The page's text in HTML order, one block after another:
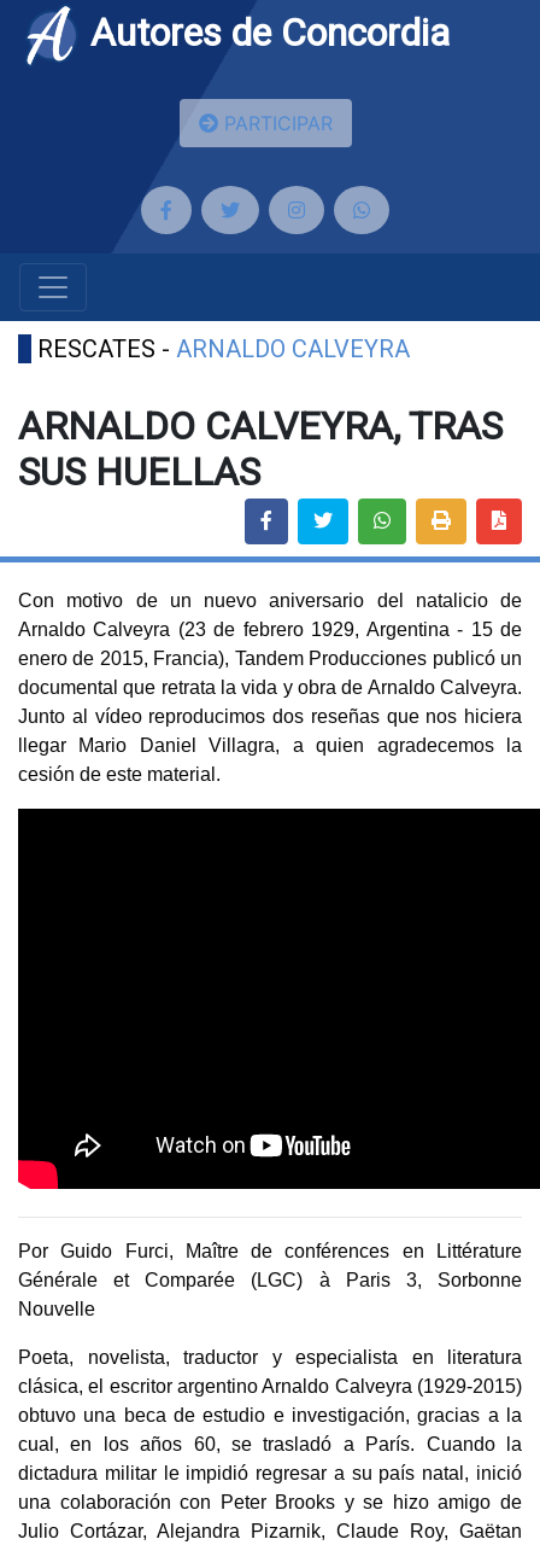
Autores de Concordia
PARTICIPAR
RESCATES - ARNALDO CALVEYRA
ARNALDO CALVEYRA, TRAS
SUS HUELLAS
Con motivo de un nuevo aniversario del natalicio de
Arnaldo Calveyra (23 de febrero 1929, Argentina - 15 de
enero de 2015, Francia), Tandem Producciones publicó un
documental que retrata la vida y obra de Arnaldo Calveyra.
Junto al vídeo reproducimos dos reseñas que nos hiciera
llegar Mario Daniel Villagra, a quien agradecemos la
cesión de este material.
PorGuido Furci, Maître de conférences en Littérature
Générale et Comparée (LGC) à Paris 3, Sorbonne
Nouvelle
Poeta, novelista, traductor y especialista en literatura
clásica, el escritor argentino Arnaldo Calveyra (1929-2015)
obtuvo una beca de estudio e investigación, gracias a la
cual, en los años 60, se trasladó a París. Cuando la
dictadura militar le impidió regresar a su país natal, inició
una colaboración con Peter Brooks y se hizo amigo de
Julio Cortázar, Alejandra Pizarnik, Claude Roy, Gaëtan